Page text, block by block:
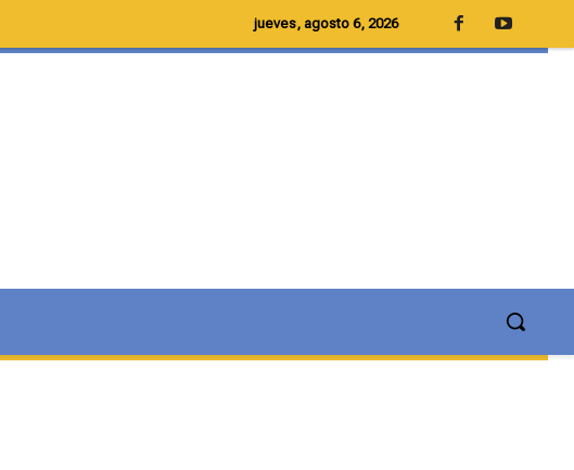
jueves, agosto 6, 2026